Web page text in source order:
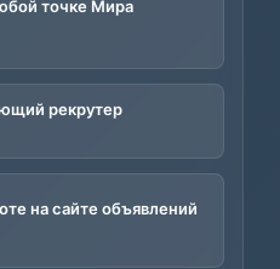
точке Мира
рекрутер
на сайте объявлений